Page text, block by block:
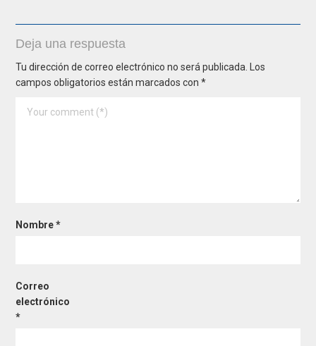
Deja una respuesta
Tu dirección de correo electrónico no será publicada. Los
campos obligatorios están marcados con*
Nombre*
Correo
electrónico
*